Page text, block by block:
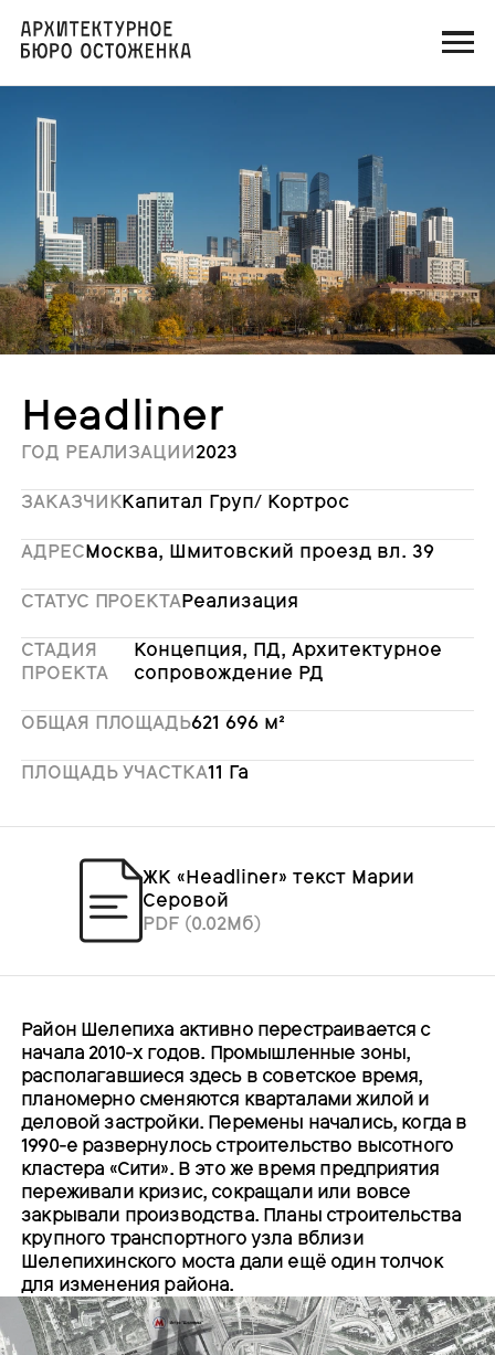
Headliner
ГОД РЕАЛИЗАЦИИ2023
ЗАКАЗЧИККапитал Груп/ Кортрос
АДРЕСМосква, Шмитовский проезд вл. 39
СТАТУС ПРОЕКТАРеализация
СТАДИЯ
ПРОЕКТА
Концепция, ПД, Архитектурное
сопровождение РД
ОБЩАЯ ПЛОЩАДЬ621 696 м²
ПЛОЩАДЬ УЧАСТКА11 Га
ЖК «Headliner» текст Марии
Серовой
PDF (0.02Мб)
Район Шелепиха активно перестраивается с
начала 2010-х годов. Промышленные зоны,
располагавшиеся здесь в советское время,
планомерно сменяются кварталами жилой и
деловой застройки. Перемены начались, когда в
1990-е развернулось строительство высотного
кластера «Сити». В это же время предприятия
переживали кризис, сокращали или вовсе
закрывали производства. Планы строительства
крупного транспортного узла вблизи
Шелепихинского моста дали ещё один толчок
для изменения района.